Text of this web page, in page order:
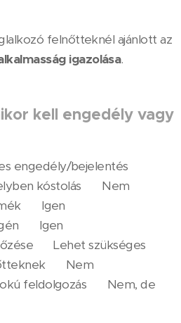
felnőtteknél ajánlott az
igazolása.
kell engedély vagy
engedély/bejelentés
kóstolás ❌ Nem
✅ Igen
✅ Igen
✅ Lehet szükséges
❌ Nem
feldolgozás ❌ Nem, de